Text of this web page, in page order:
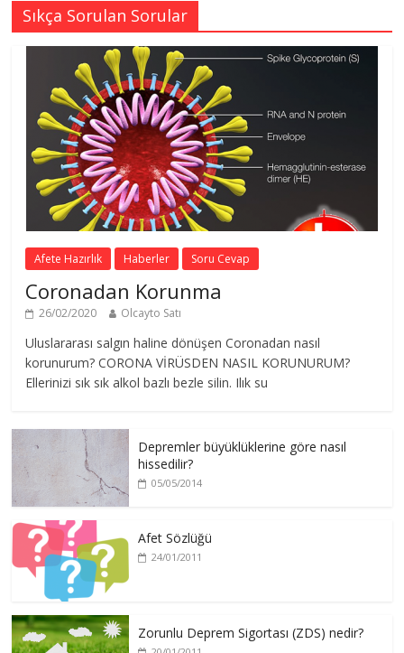
Sıkça Sorulan Sorular
Afete Hazırlık Haberler Soru Cevap
Coronadan Korunma
26/02/2020 Olcayto Satı
Uluslararası salgın haline dönüşen Coronadan nasıl
korunurum? CORONA VİRÜSDEN NASIL KORUNURUM?
Ellerinizi sık sık alkol bazlı bezle silin. Ilık su
Depremler büyüklüklerine göre nasıl
hissedilir?
05/05/2014
Afet Sözlüğü
24/01/2011
Zorunlu Deprem Sigortası (ZDS) nedir?